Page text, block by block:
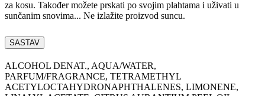
za kosu. Također možete prskati po svojim plahtama i uživati u
sunčanim snovima... Ne izlažite proizvod suncu.
SASTAV
ALCOHOL DENAT., AQUA/WATER,
PARFUM/FRAGRANCE, TETRAMETHYL
ACETYLOCTAHYDRONAPHTHALENES, LIMONENE,